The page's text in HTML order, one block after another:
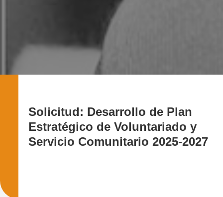
Solicitud: Desarrollo de Plan
Estratégico de Voluntariado y
Servicio Comunitario 2025-2027